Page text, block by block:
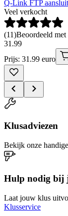
Q-Link FTP
Veel verkocht
(11)Beoordeeld
31 .99
Prijs: 31.99 euro
Klusadviezen
Bekijk onze handige
Hulp nodig bij
Laat jouw klus
Klusservice